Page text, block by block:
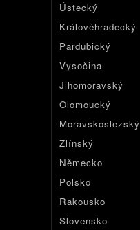
Ústecký
Královéhradecký
Pardubický
Vysočina
Jihomoravský
Olomoucký
Moravskoslezský
Zlínský
Německo
Polsko
Rakousko
Slovensko